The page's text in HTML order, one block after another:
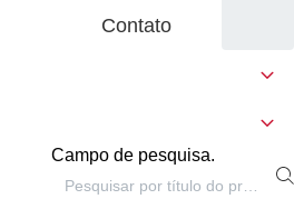
Contato
Campo de pesquisa.